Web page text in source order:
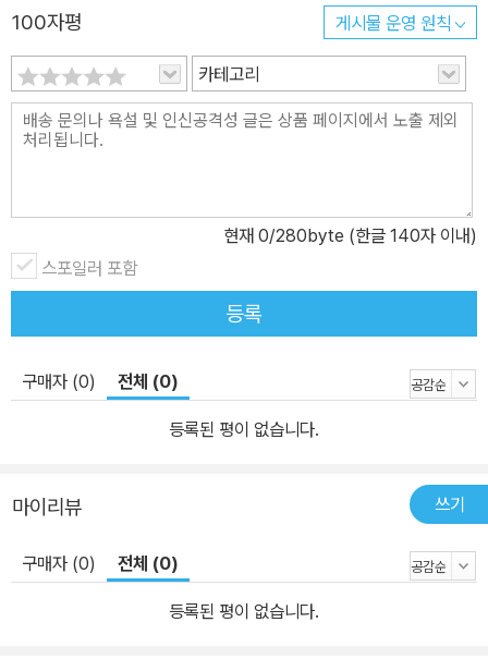
제에 대한 ‘아웃라인 예시’와 통합형 문제의 읽기 지문과 대화 및 강의
의 핵심 내용을 정리한 ‘읽기/듣기 노트 예시’를 통해 효율적으로 답
변하는 방법을 익힐 수 있습니다. 2) 논리적인 모범 답안을 제공하
여 학습자가 스스로 답변을 보완 및 개선할 수 있습니다. 3) 정확
한 해석, 스크립트, 어휘를 제공하여 지문을 정확히 이해하고 어휘 실
제 시험과 동일한 난이도의 ‘진단고사’로 자신의 실력을 정확히 파악
하여, 자신에게 맞는 ‘수준별 맞춤 학습 방법’과 ‘4주/6주 학습플
랜’을 선택해 효과적으로 학습할 수 있습니다. 2) ‘Q1 토픽별 답변 아
이디어’를 통해 Q1에 출제될 수 있는 다양한 토픽에 대한 아웃라인
된 모든 문제를 주제별로 정리한 ‘TOPIC LIST’를 통해 빈출 주제
를 파악하고, 자신이 취약한 주제를 골라 집중적으로 학습할 수 있습
니다. 5. [iBT 스피킹 실전모의고사 프로그램]으로 실제 시험 환경
게 말할 수 있게 됩니다. 1) iBT 스피킹 실전모의고사 프로그램 모의
고사 2회분을 실제 시험과 동일한 환경에서 풀어보며 실전 감각을 극
대화할 수 있습니다. 2) 말하기 연습 프로그램 교재에서 배운 문장
을 원어민의 음성으로 듣고 따라 말하고, 문장을 녹음하여 원어민의
발음과 비교해보는 과정을 통해 자연스럽게 말하는 방법을 익힐 수
100자평 게시물 운영 원칙
카테고리
현재 0/280byte (한글 140자 이내)
스포일러 포함
등록
구매자 (0) 전체 (0)
등록된 평이 없습니다.
마이리뷰 쓰기
구매자 (0) 전체 (0)
등록된 평이 없습니다.